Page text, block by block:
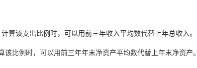
该支出比例时，可以用前三年收入平均数代替上年总收入。
比例时，可以用前三年年末净资产平均数代替上年末净资产。